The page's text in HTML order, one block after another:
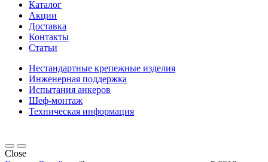
Каталог
Акции
Доставка
Контакты
Статьи
Нестандартные крепежные изделия
Инженерная поддержка
Испытания анкеров
Шеф-монтаж
Техническая информация
Close